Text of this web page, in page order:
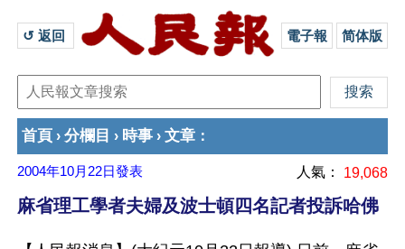
↺ 返回 電子報 简体版
首頁 › 分欄目 › 時事 › 文章 ：
2004年10月22日發表 人氣： 19,068
麻省理工學者夫婦及波士頓四名記者投訴哈佛